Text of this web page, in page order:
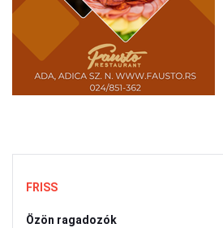
FRISS
Özön ragadozók